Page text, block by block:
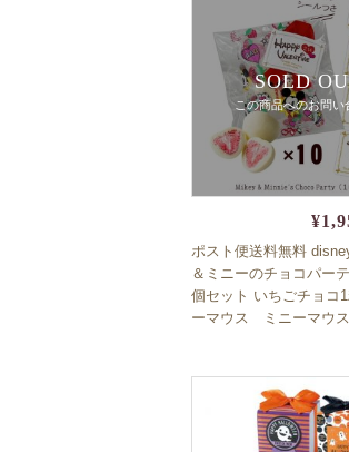
SOLD
この商品へのお問い
ポスト便送料無料
＆ミニーのチョコパー
個セット いちごチョコ
ーマウス ミニーマウ
デー ばらまき